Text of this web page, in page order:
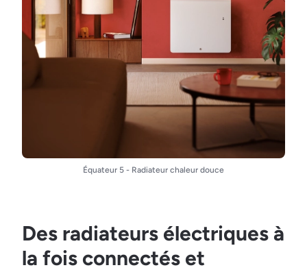
Équateur 5 - Radiateur chaleur douce
Des radiateurs électriques à
la fois connectés et